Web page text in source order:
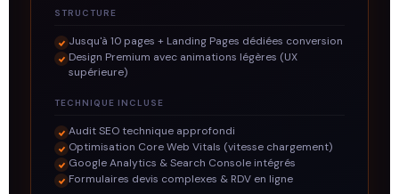
STRUCTURE
Jusqu'à 10 pages + Landing Pages dédiées conversion
Design Premium avec animations légères (UX
supérieure)
TECHNIQUE INCLUSE
Audit SEO technique approfondi
Optimisation Core Web Vitals (vitesse chargement)
Google Analytics & Search Console intégrés
Formulaires devis complexes & RDV en ligne